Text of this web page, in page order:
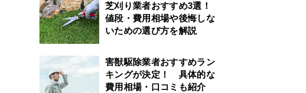
芝刈り業者おすすめ3選！
値段・費用相場や後悔しな
いための選び方を解説
害獣駆除業者おすすめラン
キングが決定！ 具体的な
費用相場・口コミも紹介